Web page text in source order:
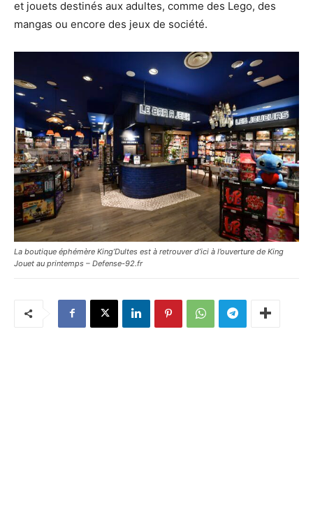
et jouets destinés aux adultes, comme des Lego, des
mangas ou encore des jeux de société.
La boutique éphémère King’Dultes est à retrouver d’ici à l’ouverture de King
Jouet au printemps – Defense-92.fr